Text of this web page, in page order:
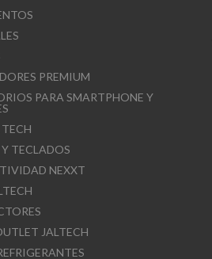
PREMIUM
PARA SMARTPHONE Y
TECLADOS
NEXXT
JALTECH